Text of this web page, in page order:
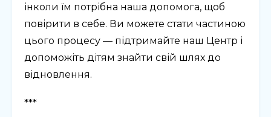
інколи їм потрібна наша допомога, щоб
повірити в себе. Ви можете стати частиною
цього процесу — підтримайте наш Центр і
допоможіть дітям знайти свій шлях до
відновлення.
***